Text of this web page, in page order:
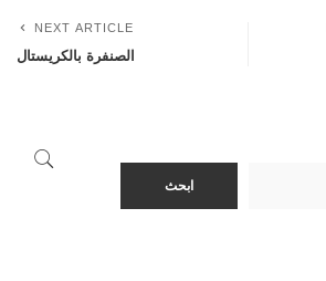
NEXT ARTICLE
الصنفرة بالكريستال
ابحث